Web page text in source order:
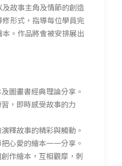
故事主角及情節的創造
形式，指導每位學員完
。作品將會被安排展出
圖畫書經典理論分享。
，即時感受故事的力
釋故事的精彩與觸動。
心愛的繪本一一分享。
作繪本，互相觀摩，刺